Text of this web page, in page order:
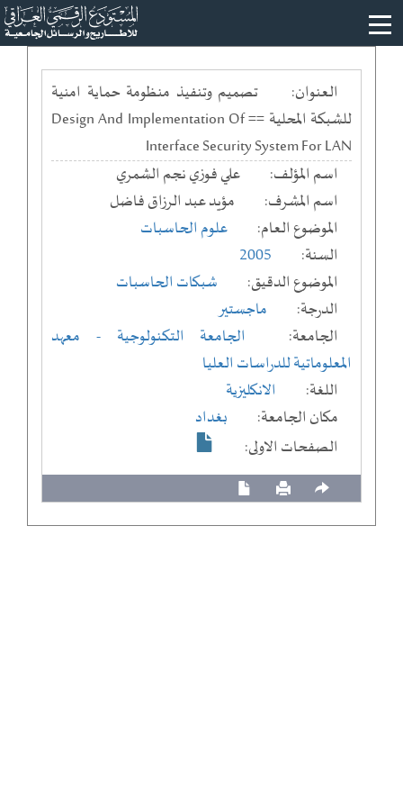
العنوان:
تصميم وتنفيذ منظومة حماية امنية
للشبكة المحلية == Design And Implementation Of
Interface Security System For LAN
اسم المؤلف:
علي فوزي نجم الشمري
اسم المشرف:
مؤيد عبد الرزاق فاضل
الموضوع العام:
علوم الحاسبات
السنة:
2005
الموضوع الدقيق:
شبكات الحاسبات
الدرجة:
ماجستير
الجامعة:
الجامعة التكنولوجية - معهد
المعلوماتية للدراسات العليا
اللغة:
الانكليزية
مكان الجامعة:
بغداد
الصفحات الاولى: